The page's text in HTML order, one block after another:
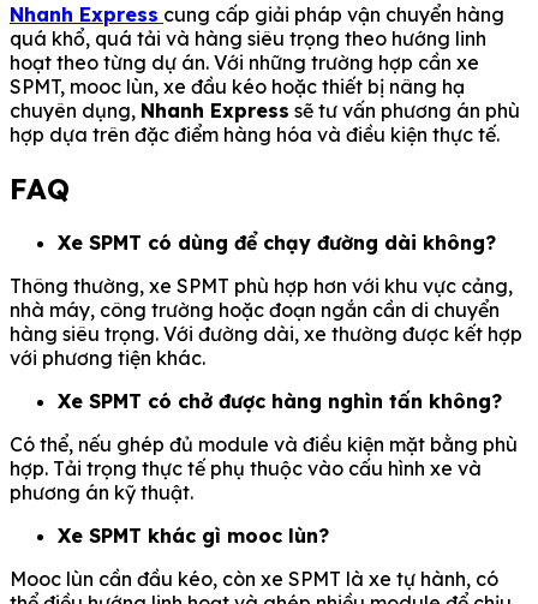
Nhanh Express cung cấp giải pháp vận chuyển hàng
quá khổ, quá tải và hàng siêu trọng theo hướng linh
hoạt theo từng dự án. Với những trường hợp cần xe
SPMT, mooc lùn, xe đầu kéo hoặc thiết bị nâng hạ
chuyên dụng, Nhanh Express sẽ tư vấn phương án phù
hợp dựa trên đặc điểm hàng hóa và điều kiện thực tế.
FAQ
Xe SPMT có dùng để chạy đường dài không?
Thông thường, xe SPMT phù hợp hơn với khu vực cảng,
nhà máy, công trường hoặc đoạn ngắn cần di chuyển
hàng siêu trọng. Với đường dài, xe thường được kết hợp
với phương tiện khác.
Xe SPMT có chở được hàng nghìn tấn không?
Có thể, nếu ghép đủ module và điều kiện mặt bằng phù
hợp. Tải trọng thực tế phụ thuộc vào cấu hình xe và
phương án kỹ thuật.
Xe SPMT khác gì mooc lùn?
Mooc lùn cần đầu kéo, còn xe SPMT là xe tự hành, có